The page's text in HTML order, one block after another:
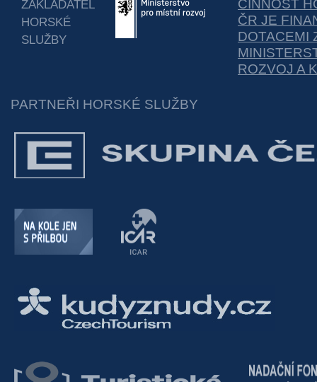
ZAKLADATEL
HORSKÉ
SLUŽBY
ČINNOST
ČR JE
DOTACEMI
ROZVOJ A
PARTNEŘI HORSKÉ SLUŽBY